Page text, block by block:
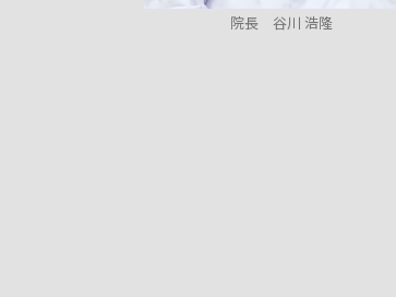
院長 谷川 浩隆